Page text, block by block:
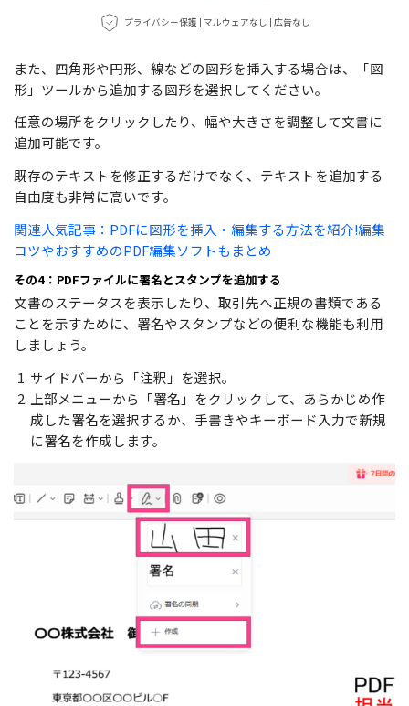
プライバシー保護 | マルウェアなし | 広告なし
また、四角形や円形、線などの図形を挿入する場合は、「図
形」ツールから追加する図形を選択してください。
任意の場所をクリックしたり、幅や大きさを調整して文書に
追加可能です。
既存のテキストを修正するだけでなく、テキストを追加する
自由度も非常に高いです。
関連人気記事：PDFに図形を挿入・編集する方法を紹介!編集
コツやおすすめのPDF編集ソフトもまとめ
その4：PDFファイルに署名とスタンプを追加する
文書のステータスを表示したり、取引先へ正規の書類である
ことを示すために、署名やスタンプなどの便利な機能も利用
しましょう。
サイドバーから「注釈」を選択。
上部メニューから「署名」をクリックして、あらかじめ作
成した署名を選択するか、手書きやキーボード入力で新規
に署名を作成します。